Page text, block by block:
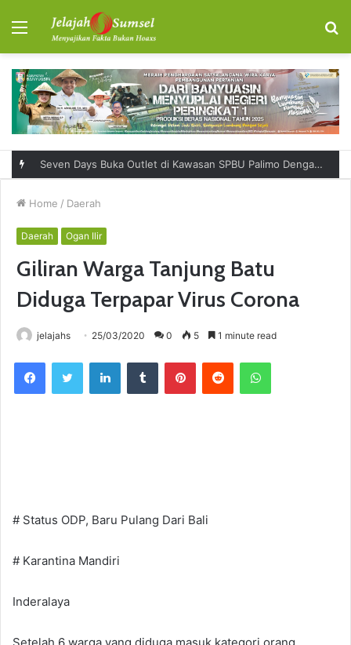
Menu
Seven Days Buka Outlet di Kawasan SPBU Palimo Dengan Konsep One Stop Hangout Destination
Home / Daerah
Daerah Ogan Ilir
Giliran Warga Tanjung Batu
Diduga Terpapar Virus Corona
jelajahs 25/03/2020 0 5 1 minute read
# Status ODP, Baru Pulang Dari Bali
# Karantina Mandiri
Inderalaya